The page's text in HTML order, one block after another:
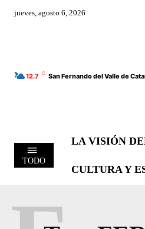
jueves, agosto 6, 2026
12.7 C San Fernando del Valle de
TODO
LA VISIÓN
CULTURA Y